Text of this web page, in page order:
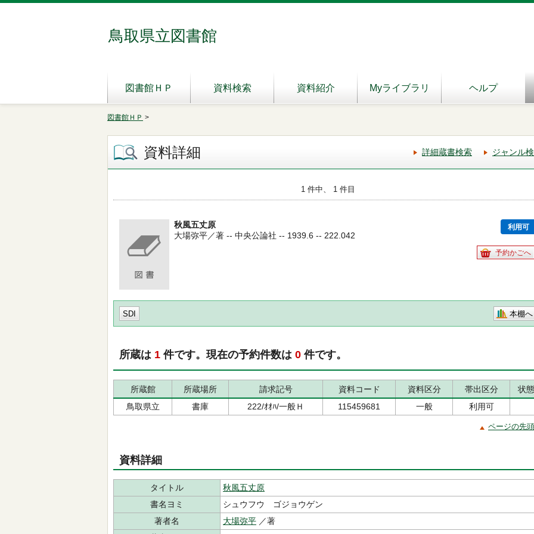
鳥取県立図書館
図書館ＨＰ 資料検索 資料紹介 Myライブラリ ヘルプ
図書館ＨＰ >
資料詳細 詳細蔵書検索 ジャンル
1 件中、 1 件目
秋風五丈原 利用可
予約かごへ
大場弥平／著 -- 中央公論社 -- 1939.6 -- 222.042
SDI 本棚へ
所蔵は 1 件です。現在の予約件数は 0 件です。
所蔵館 所蔵場所 請求記号 資料コード 資料区分 帯出区分
状態
鳥取県立
書庫 222/ｵｵﾊ/一般Ｈ 115459681 一般 利用可
ページの先
資料詳細
タイトル
秋風五丈原
書名ヨミ
シュウフウ ゴジョウゲン
著者名
大場弥平 ／著